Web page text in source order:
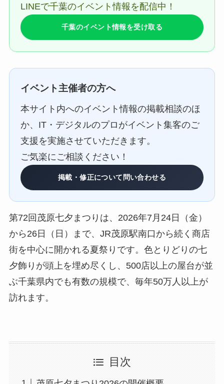
LINEで千葉のイベント情報を配信中！
千葉のイベント情報を受け取る
イベント主催者の方へ
本サイト内へのイベント情報の掲載相談のほ
か、IT・デジタルのプロがイベント集客のご
支援を実施させていただきます。
ご気楽にご相談ください！
掲載・修正について問い合わせる
第72回茂原七夕まつりは、2026年7月24日（金）
から26日（日）まで、JR茂原駅南口から続く商店
街を中心に開かれる夏祭りです。色とりどりの七
夕飾りが頭上を埋め尽くし、500店以上の屋台が並
ぶ千葉県内でも有数の規模で、毎年50万人以上が
訪れます。
目次